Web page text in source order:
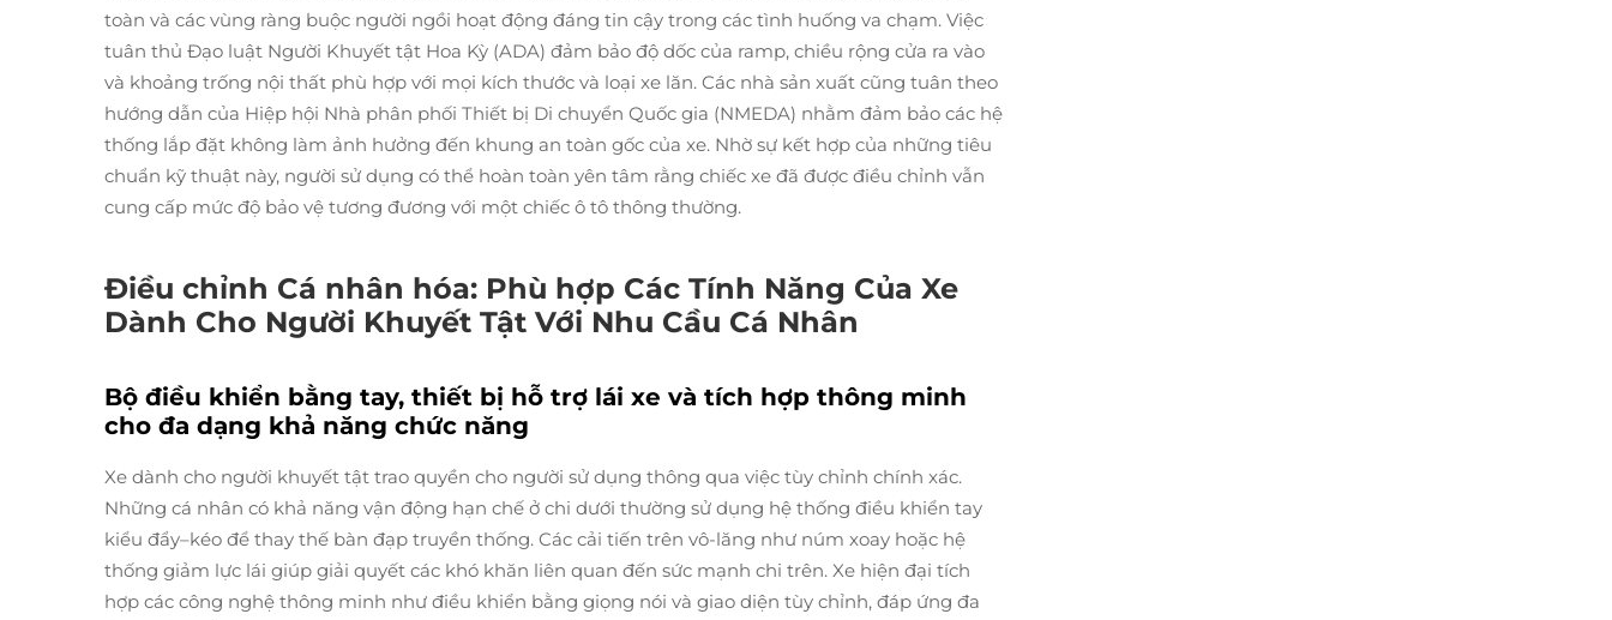
toàn và các vùng ràng buộc người ngồi hoạt động đáng tin cậy trong các tình huống va chạm. Việc
tuân thủ Đạo luật Người Khuyết tật Hoa Kỳ (ADA) đảm bảo độ dốc của ramp, chiều rộng cửa ra vào
và khoảng trống nội thất phù hợp với mọi kích thước và loại xe lăn. Các nhà sản xuất cũng tuân theo
hướng dẫn của Hiệp hội Nhà phân phối Thiết bị Di chuyển Quốc gia (NMEDA) nhằm đảm bảo các hệ
thống lắp đặt không làm ảnh hưởng đến khung an toàn gốc của xe. Nhờ sự kết hợp của những tiêu
chuẩn kỹ thuật này, người sử dụng có thể hoàn toàn yên tâm rằng chiếc xe đã được điều chỉnh vẫn
cung cấp mức độ bảo vệ tương đương với một chiếc ô tô thông thường.
Điều chỉnh Cá nhân hóa: Phù hợp Các Tính Năng Của Xe
Dành Cho Người Khuyết Tật Với Nhu Cầu Cá Nhân
Bộ điều khiển bằng tay, thiết bị hỗ trợ lái xe và tích hợp thông minh
cho đa dạng khả năng chức năng
Xe dành cho người khuyết tật trao quyền cho người sử dụng thông qua việc tùy chỉnh chính xác.
Những cá nhân có khả năng vận động hạn chế ở chi dưới thường sử dụng hệ thống điều khiển tay
kiểu đẩy–kéo để thay thế bàn đạp truyền thống. Các cải tiến trên vô-lăng như núm xoay hoặc hệ
thống giảm lực lái giúp giải quyết các khó khăn liên quan đến sức mạnh chi trên. Xe hiện đại tích
hợp các công nghệ thông minh như điều khiển bằng giọng nói và giao diện tùy chỉnh, đáp ứng đa